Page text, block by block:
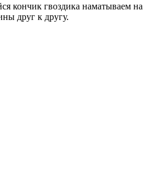
кончик гвоздика наматываем на
друг к другу.